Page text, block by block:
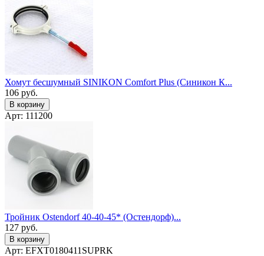
Хомут бесшумный SINIKON Comfort Plus (Синикон К...
106 руб.
В корзину
Арт: 111200
Тройник Ostendorf 40-40-45* (Остендорф)...
127 руб.
В корзину
Арт: EFXT0180411SUPRK